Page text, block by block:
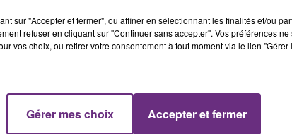
sur "Accepter et fermer", ou affiner en sélectionnant les finalités et/ou
refuser en cliquant sur "Continuer sans accepter". Vos préférences
vos choix, ou retirer votre consentement à tout moment via le lien
Gérer mes choix Accepter et fermer